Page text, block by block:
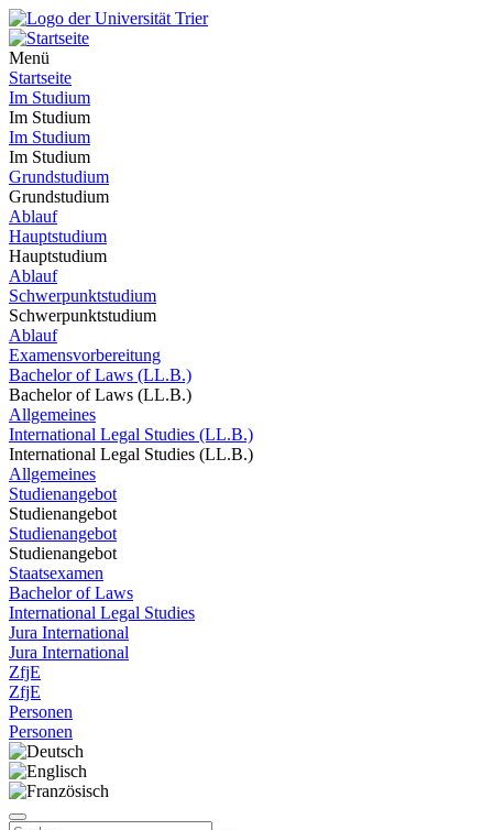
Menü
Startseite
Im Studium
Im Studium
Im Studium
Im Studium
Grundstudium
Grundstudium
Ablauf
Hauptstudium
Hauptstudium
Ablauf
Schwerpunktstudium
Schwerpunktstudium
Ablauf
Examensvorbereitung
Bachelor of Laws (LL.B.)
Bachelor of Laws (LL.B.)
Allgemeines
International Legal Studies (LL.B.)
International Legal Studies (LL.B.)
Allgemeines
Studienangebot
Studienangebot
Studienangebot
Studienangebot
Staatsexamen
Bachelor of Laws
International Legal Studies
Jura International
Jura International
ZfjE
ZfjE
Personen
Personen